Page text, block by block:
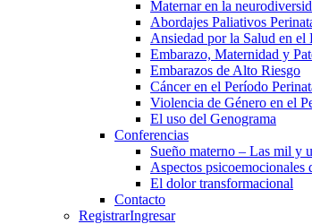
Maternar en la
Abordajes Paliativos
Ansiedad por la Salud en el
Embarazo, Maternidad y
Embarazos de Alto Riesgo
Cáncer en el Período
Violencia de Género en el
El uso del Genograma
Conferencias
Sueño materno – Las mil y
Aspectos psicoemocionales
El dolor transformacional
Contacto
RegistrarIngresar